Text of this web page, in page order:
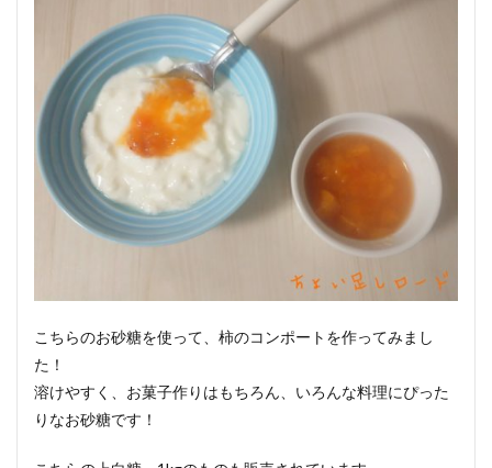
こちらのお砂糖を使って、柿のコンポートを作ってみまし
た！
溶けやすく、お菓子作りはもちろん、いろんな料理にぴった
りなお砂糖です！